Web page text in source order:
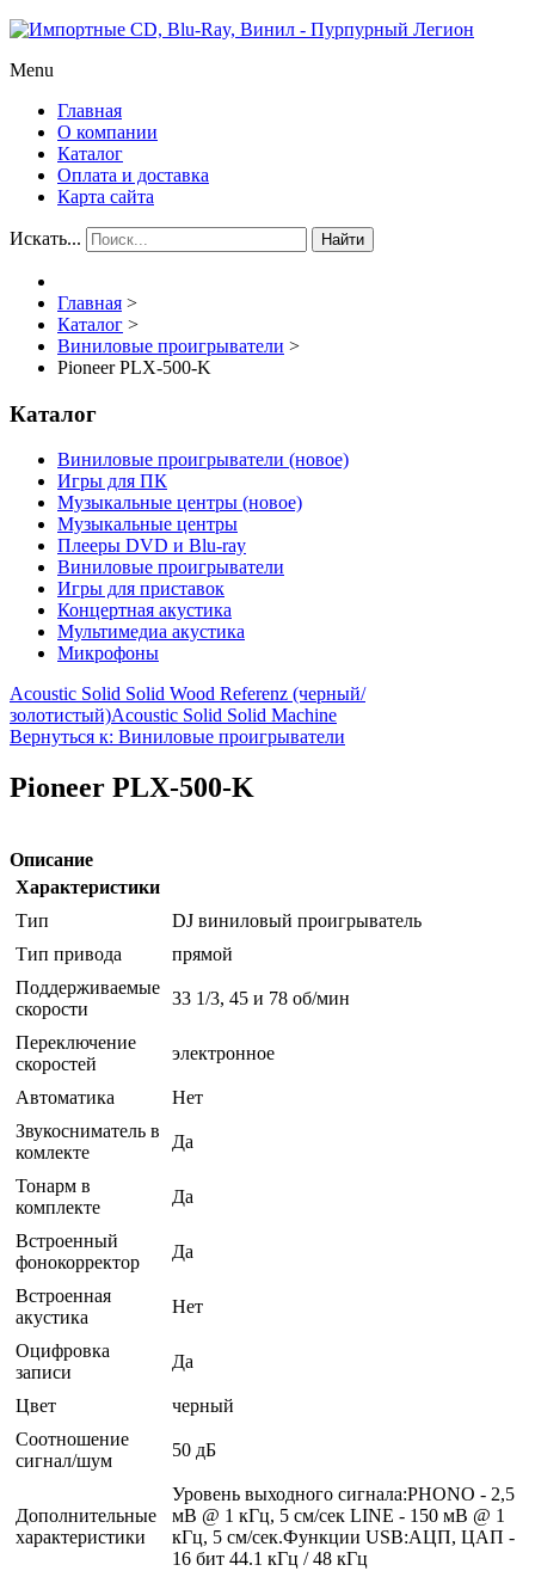
Menu
Главная
О компании
Каталог
Оплата и доставка
Карта сайта
Искать... Найти
Главная >
Каталог >
Виниловые проигрыватели >
Pioneer PLX-500-K
Каталог
Виниловые проигрыватели (новое)
Игры для ПК
Музыкальные центры (новое)
Музыкальные центры
Плееры DVD и Blu-ray
Виниловые проигрыватели
Игры для приставок
Концертная акустика
Мультимедиа акустика
Микрофоны
Acoustic Solid Solid Wood Referenz (черный/
золотистый)Acoustic Solid Solid Machine
Вернуться к: Виниловые проигрыватели
Pioneer PLX-500-K
Описание
Характеристики
Тип
DJ виниловый проигрыватель
Тип привода
прямой
Поддерживаемые
скорости
33 1/3, 45 и 78 об/мин
Переключение
скоростей
электронное
Автоматика
Нет
Звукосниматель в
комлекте
Да
Тонарм в
комплекте
Да
Встроенный
фонокорректор
Да
Встроенная
акустика
Нет
Оцифровка
записи
Да
Цвет
черный
Соотношение
сигнал/шум
50 дБ
Дополнительные
характеристики
Уровень выходного сигнала:PHONO - 2,5
мВ @ 1 кГц, 5 см/сек LINE - 150 мВ @ 1
кГц, 5 см/сек.Функции USB:АЦП, ЦАП -
16 бит 44.1 кГц / 48 кГц